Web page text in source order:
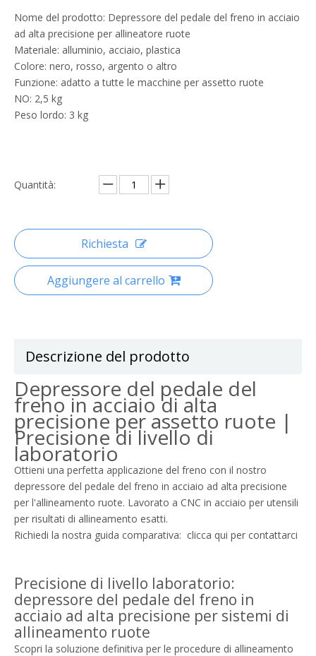
Nome del prodotto: Depressore del pedale del freno in acciaio
ad alta precisione per allineatore ruote
Materiale: alluminio, acciaio, plastica
Colore: nero, rosso, argento o altro
Funzione: adatto a tutte le macchine per assetto ruote
NO: 2,5 kg
Peso lordo: 3 kg
Quantità:
Richiesta
Aggiungere al carrello
Descrizione del prodotto
Depressore del pedale del
freno in acciaio di alta
precisione per assetto ruote |
Precisione di livello di
laboratorio
Ottieni una perfetta applicazione del freno con il nostro
depressore del pedale del freno in acciaio ad alta precisione
per l'allineamento ruote. Lavorato a CNC in acciaio per utensili
per risultati di allineamento esatti.
Richiedi la nostra guida comparativa: clicca qui per contattarci
Precisione di livello laboratorio:
depressore del pedale del freno in
acciaio ad alta precisione per sistemi di
allineamento ruote
Scopri la soluzione definitiva per le procedure di allineamento